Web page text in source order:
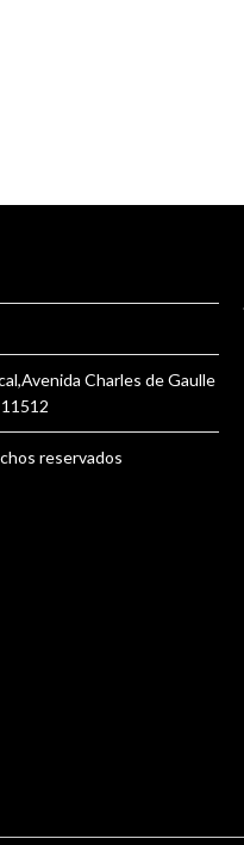
Charles de Gaulle
reservados